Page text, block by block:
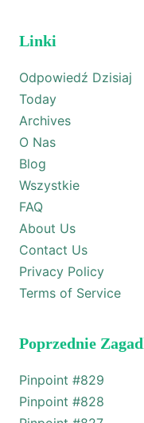
Linki
Odpowiedź Dzisiaj
Today
Archives
O Nas
Blog
Wszystkie
FAQ
About Us
Contact Us
Privacy Policy
Terms of Service
Poprzednie
Pinpoint #829
Pinpoint #828